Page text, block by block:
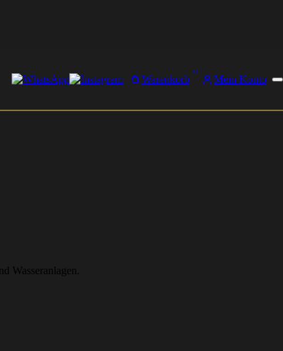
Warenkorb
0
Mein Konto
Wasseranlagen.